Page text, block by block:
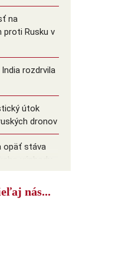
na
proti Rusku v
rozdrvila
útok
dronov
opäť stáva
východu
nás...